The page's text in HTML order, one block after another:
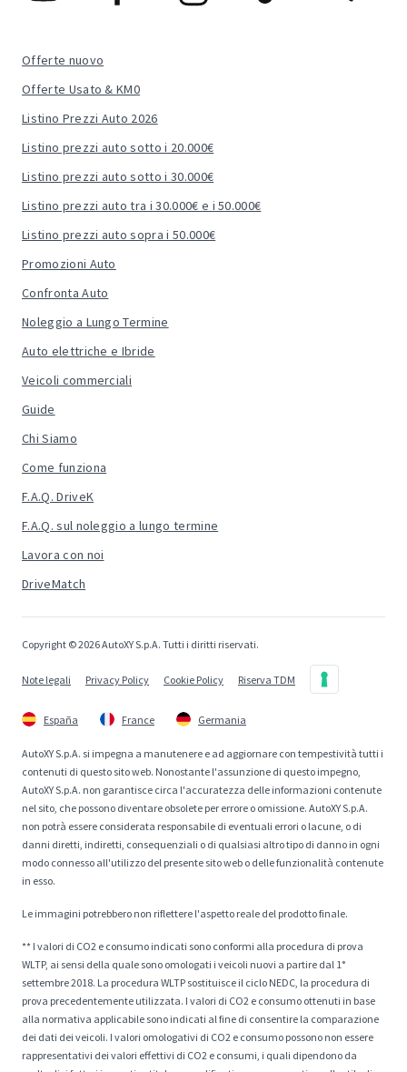
Offerte nuovo
Offerte Usato & KM0
Listino Prezzi Auto 2026
Listino prezzi auto sotto i 20.000€
Listino prezzi auto sotto i 30.000€
Listino prezzi auto tra i 30.000€ e i 50.000€
Listino prezzi auto sopra i 50.000€
Promozioni Auto
Confronta Auto
Noleggio a Lungo Termine
Auto elettriche e Ibride
Veicoli commerciali
Guide
Chi Siamo
Come funziona
F.A.Q. DriveK
F.A.Q. sul noleggio a lungo termine
Lavora con noi
DriveMatch
Copyright © 2026 AutoXY S.p.A. Tutti i diritti riservati.
Note legali Privacy Policy Cookie Policy Riserva TDM
España France Germania
AutoXY S.p.A. si impegna a manutenere e ad aggiornare con tempestività tutti i
contenuti di questo sito web. Nonostante l'assunzione di questo impegno,
AutoXY S.p.A. non garantisce circa l'accuratezza delle informazioni contenute
nel sito, che possono diventare obsolete per errore o omissione. AutoXY S.p.A.
non potrà essere considerata responsabile di eventuali errori o lacune, o di
danni diretti, indiretti, consequenziali o di qualsiasi altro tipo di danno in ogni
modo connesso all'utilizzo del presente sito web o delle funzionalità contenute
in esso.
Le immagini potrebbero non riflettere l'aspetto reale del prodotto finale.
** I valori di CO2 e consumo indicati sono conformi alla procedura di prova
WLTP, ai sensi della quale sono omologati i veicoli nuovi a partire dal 1°
settembre 2018. La procedura WLTP sostituisce il ciclo NEDC, la procedura di
prova precedentemente utilizzata. I valori di CO2 e consumo ottenuti in base
alla normativa applicabile sono indicati al fine di consentire la comparazione
dei dati dei veicoli. I valori omologativi di CO2 e consumo possono non essere
rappresentativi dei valori effettivi di CO2 e consumi, i quali dipendono da